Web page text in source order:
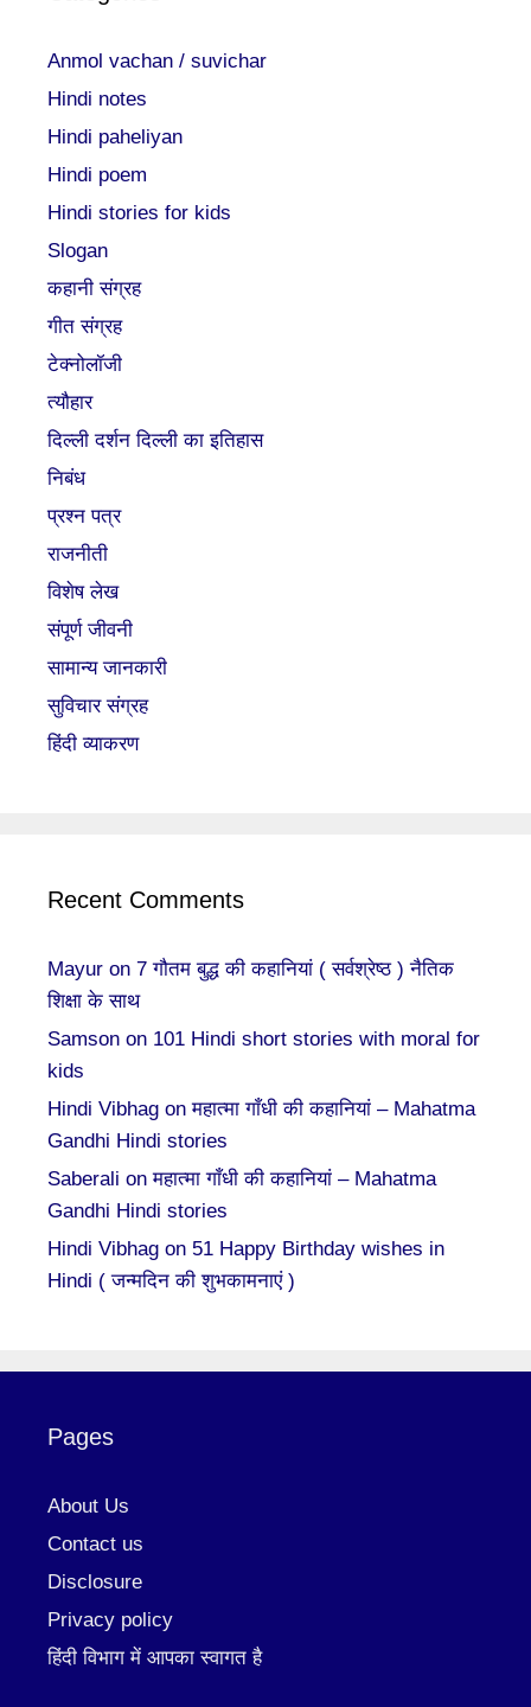
Anmol vachan / suvichar
Hindi notes
Hindi paheliyan
Hindi poem
Hindi stories for kids
Slogan
कहानी संग्रह
गीत संग्रह
टेक्नोलॉजी
त्यौहार
दिल्ली दर्शन दिल्ली का इतिहास
निबंध
प्रश्न पत्र
राजनीती
विशेष लेख
संपूर्ण जीवनी
सामान्य जानकारी
सुविचार संग्रह
हिंदी व्याकरण
Recent Comments
Mayur on 7 गौतम बुद्ध की कहानियां ( सर्वश्रेष्ठ ) नैतिक
शिक्षा के साथ
Samson on 101 Hindi short stories with moral for
kids
Hindi Vibhag onमहात्मा गाँधी की कहानियां – Mahatma
Gandhi Hindi stories
Saberali onमहात्मा गाँधी की कहानियां – Mahatma
Gandhi Hindi stories
Hindi Vibhag on 51 Happy Birthday wishes in
Hindi ( जन्मदिन की शुभकामनाएं )
Pages
About Us
Contact us
Disclosure
Privacy policy
हिंदी विभाग में आपका स्वागत है